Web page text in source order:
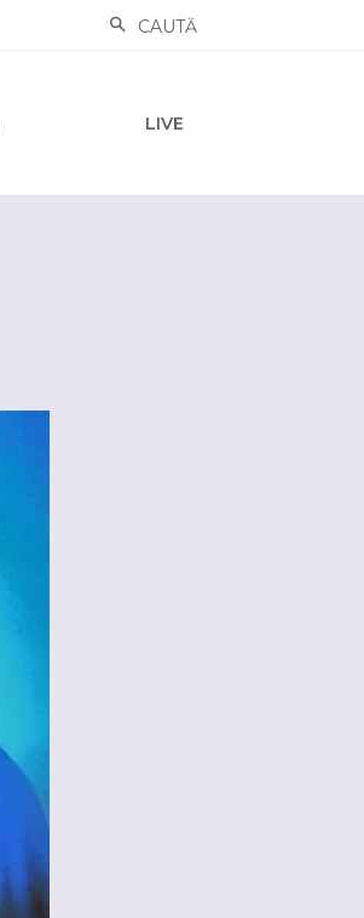
CAUTĂ
LIVE